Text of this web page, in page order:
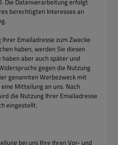
berechtigten Interesses an
Emailadresse zum Zwecke
haben, werden Sie diesen
aber auch später und
gegen die Nutzung
genannten Werbezweck mit
Mitteilung an uns. Nach
die Nutzung Ihrer Emailadresse
eingestellt.
bei uns Ihre Ihren Vor- und